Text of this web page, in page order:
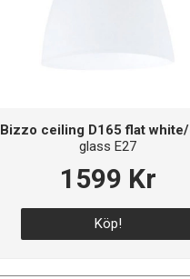
Bizzo ceiling D165 flat
glass E27
1599 Kr
Köp!